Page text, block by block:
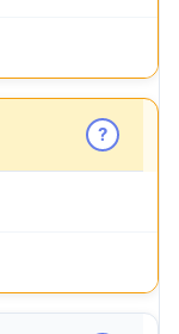
?